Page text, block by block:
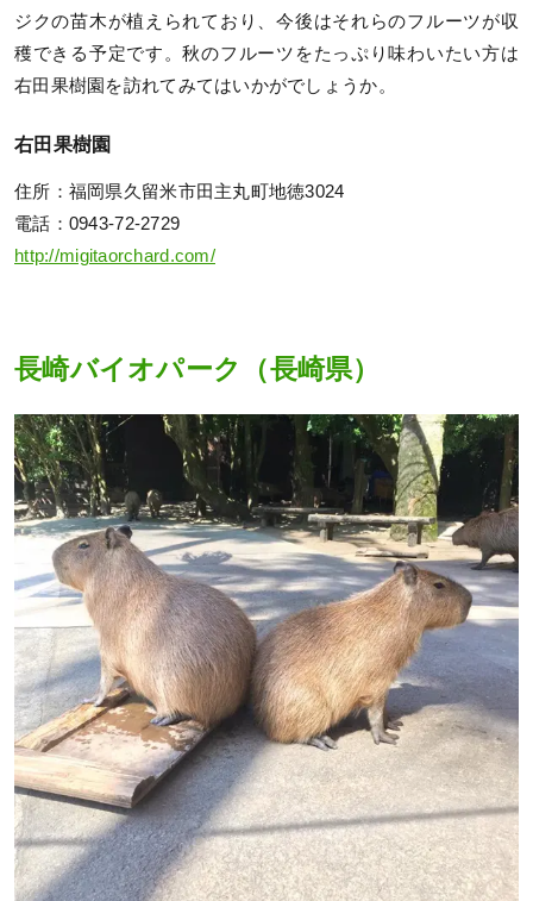
ジクの苗木が植えられており、今後はそれらのフルーツが収
穫できる予定です。秋のフルーツをたっぷり味わいたい方は
右田果樹園を訪れてみてはいかがでしょうか。
右田果樹園
住所：福岡県久留米市田主丸町地徳3024
電話：0943-72-2729
http://migitaorchard.com/
長崎バイオパーク（長崎県）